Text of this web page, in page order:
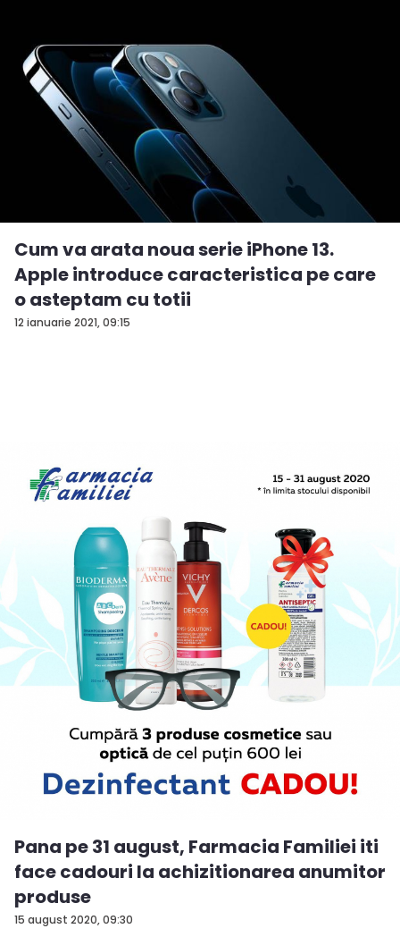
12 ianuarie 2021, 09:15
Cum va arata noua serie iPhone 13.
Apple introduce caracteristica pe care
o asteptam cu totii
15 august 2020, 09:30
Pana pe 31 august, Farmacia Familiei iti
face cadouri la achizitionarea anumitor
produse